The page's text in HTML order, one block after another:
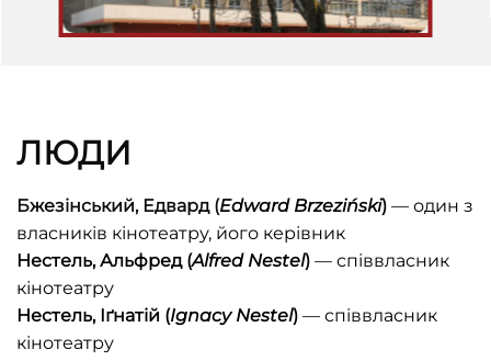
ЛЮДИ
Бжезінський, Едвард (Edward Brzeziński) — один з
власників кінотеатру, його керівник
Нестель, Альфред (Alfred Nestel) — співвласник
кінотеатру
Нестель, Іґнатій (Ignacy Nestel) — співвласник
кінотеатру